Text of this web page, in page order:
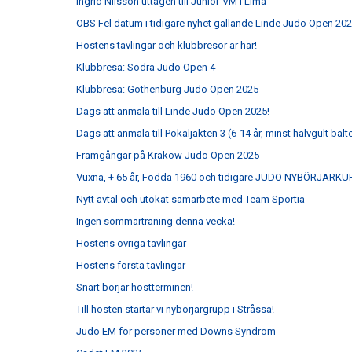
OBS Fel datum i tidigare nyhet gällande Linde Judo Open
Höstens tävlingar och klubbresor är här!
Klubbresa: Södra Judo Open 4
Klubbresa: Gothenburg Judo Open 2025
Dags att anmäla till Linde Judo Open 2025!
Dags att anmäla till Pokaljakten 3 (6-14 år, minst halvgult
Framgångar på Krakow Judo Open 2025
Vuxna, + 65 år, Födda 1960 och tidigare JUDO
Nytt avtal och utökat samarbete med Team Sportia
Ingen sommarträning denna vecka!
Höstens övriga tävlingar
Höstens första tävlingar
Snart börjar höstterminen!
Till hösten startar vi nybörjargrupp i Stråssa!
Judo EM för personer med Downs Syndrom